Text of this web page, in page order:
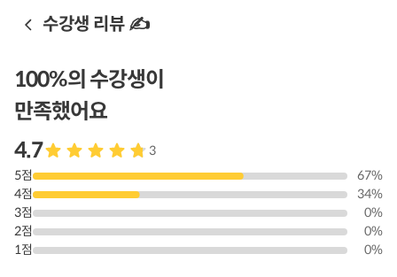
수강생 리뷰 ✍️
100%의 수강생이
만족했어요
4.7
3
5점 67%
4점 34%
3점 0%
2점 0%
1점 0%